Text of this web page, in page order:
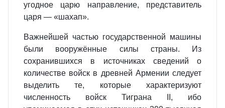
угодное царю направление, представитель
царя — «шахап».
Важнейшей частью государственной машины
были вооружённые силы страны. Из
сохранившихся в источниках сведений о
количестве войск в древней Армении следует
выделить те, которые характеризуют
численность войск Тиграна II, ибо